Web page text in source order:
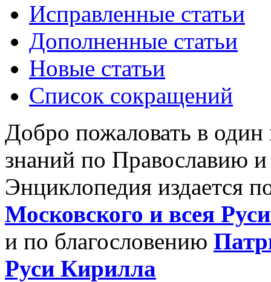
Исправленные статьи
Дополненные статьи
Новые статьи
Список сокращений
Добро пожаловать в
знаний по Православию
Энциклопедия издается
Московского и всея
и по благословению
Руси Кирилла